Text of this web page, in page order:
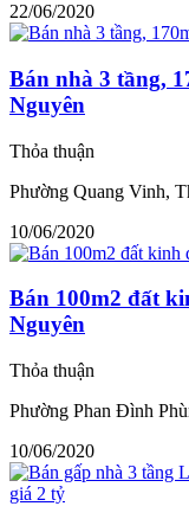
22/06/2020
Bán nhà 3 tầng,
Nguyên
Thỏa thuận
Phường Quang Vinh,
10/06/2020
Bán 100m2 đất
Nguyên
Thỏa thuận
Phường Phan Đình
10/06/2020